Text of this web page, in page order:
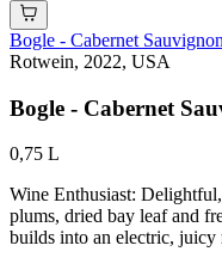
Bogle - Cabernet
Rotwein, 2022, USA
Bogle - Cabernet
0,75 L
Wine Enthusiast:
plums, dried bay leaf and
builds into an electric,